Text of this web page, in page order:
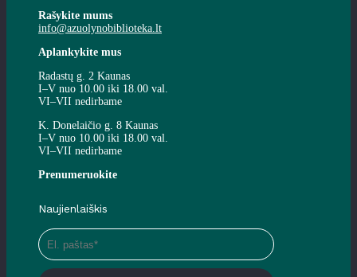
Rašykite mums
info@azuolynobiblioteka.lt
Aplankykite mus
Radastų g. 2 Kaunas
I–V nuo 10.00 iki 18.00 val.
VI–VII nedirbame
K. Donelaičio g. 8 Kaunas
I–V nuo 10.00 iki 18.00 val.
VI–VII nedirbame
Prenumeruokite
Naujienlaiškis